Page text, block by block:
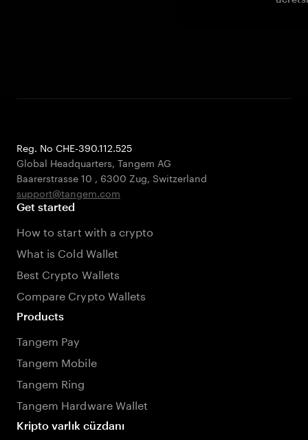
Reg. No CHE-390.112.525
Global Headquarters, Tangem AG
Baarerstrasse 10 , 6300 Zug, Switzerland
support@tangem.com
Get started
How to start with a crypto
What is Cold Wallet
Best Crypto Wallets
Compare Crypto Wallets
Products
Tangem Pay
Tangem Mobile
Tangem Ring
Tangem Hardware Wallet
Kripto varlık cüzdanı